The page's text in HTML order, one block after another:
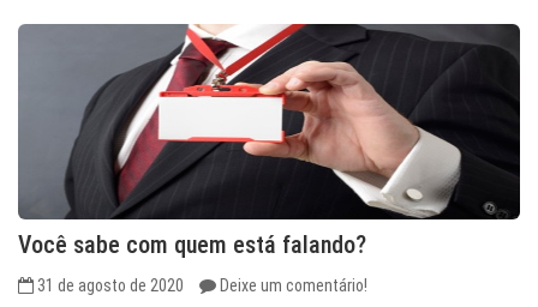
Você sabe com quem está falando?
31 de agosto de 2020 Deixe um comentário!